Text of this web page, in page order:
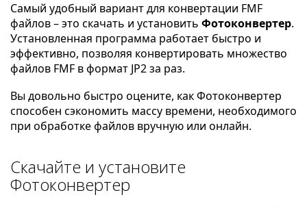
Самый удобный вариант для конвертации FMF
файлов – это скачать и установить Фотоконвертер.
Установленная программа работает быстро и
эффективно, позволяя конвертировать множество
файлов FMF в формат JP2 за раз.
Вы довольно быстро оцените, как Фотоконвертер
способен сэкономить массу времени, необходимого
при обработке файлов вручную или онлайн.
Скачайте и установите
Фотоконвертер